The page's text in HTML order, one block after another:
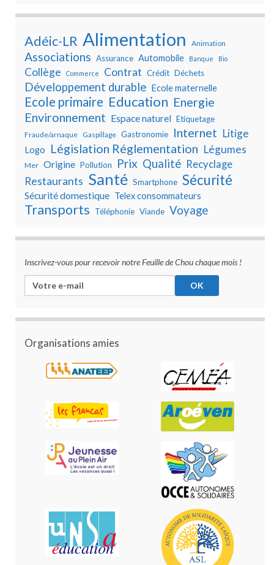
Adéic-LR Alimentation Animation
Associations Assurance Automobile Banque Bio
Collège Commerce Contrat Crédit Déchets
Développement durable Ecole maternelle
Ecole primaire Education Energie
Environnement Espace naturel Etiquetage
Fraude/arnaque Gaspillage Gastronomie Internet Litige
Logo Législation Réglementation Légumes
Mer Origine Pollution Prix Qualité Recyclage
Restaurants Santé Smartphone Sécurité
Sécurité domestique Telex consommateurs
Transports Téléphonie Viande Voyage
Inscrivez-vous pour recevoir notre Feuille de Chou chaque mois !
Organisations amies